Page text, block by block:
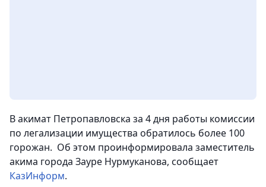
В акимат Петропавловска за 4 дня работы комиссии
по легализации имущества обратилось более 100
горожан. Об этом проинформировала заместитель
акима города Зауре Нурмуканова, сообщает
КазИнформ.